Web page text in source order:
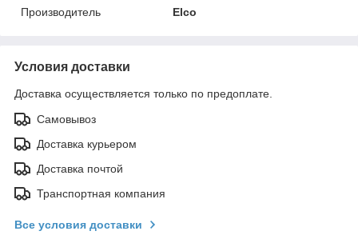
Производитель
Elco
Условия доставки
Доставка осуществляется только по предоплате.
Самовывоз
Доставка курьером
Доставка почтой
Транспортная компания
Все условия доставки